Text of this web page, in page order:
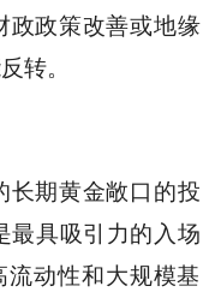
政政策改善或地缘
转。
长期黄金敞口的投
最具吸引力的入场
动性和大规模基